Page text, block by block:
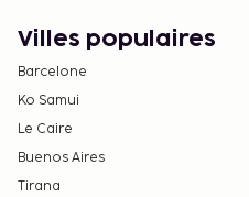
taxe et sont soumis à
L'hébergement est
de 3 ans ou moins qui
chambre que leurs
utilisent la literie déjà
Seules les personnes
Villes populaires
Barcelone
Ko Samui
Le Caire
Buenos Aires
Tirana